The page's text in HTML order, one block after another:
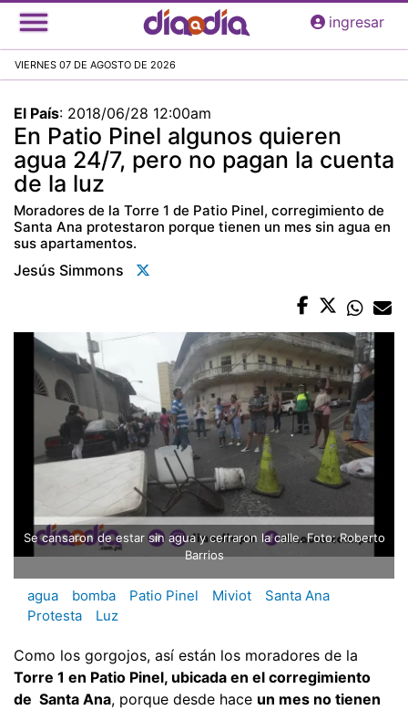
Pasar
al
principal
ingresar
VIERNES 07 DE AGOSTO DE 2026
El País: 2018/06/28 12:00am
En Patio Pinel algunos quieren
agua 24/7, pero no pagan la cuenta
de la luz
Moradores de la Torre 1 de Patio Pinel, corregimiento de
Santa Ana protestaron porque tienen un mes sin agua en
sus apartamentos.
Jesús Simmons
Se cansaron de estar sin agua y cerraron la calle. Foto: Roberto
Barrios
agua bomba Patio Pinel Miviot
Santa Ana
Protesta
Luz
Como los gorgojos, así están los moradores de la
Torre 1 en Patio Pinel, ubicada en el corregimiento
de Santa Ana, porque desde hace un mes no tienen